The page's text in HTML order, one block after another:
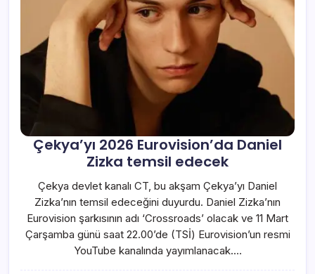
Çekya’yı 2026 Eurovision’da Daniel
Zizka temsil edecek
Çekya devlet kanalı CT, bu akşam Çekya’yı Daniel
Zizka’nın temsil edeceğini duyurdu. Daniel Zizka’nın
Eurovision şarkısının adı ‘Crossroads’ olacak ve 11 Mart
Çarşamba günü saat 22.00’de (TSİ) Eurovision’un resmi
YouTube kanalında yayımlanacak.…